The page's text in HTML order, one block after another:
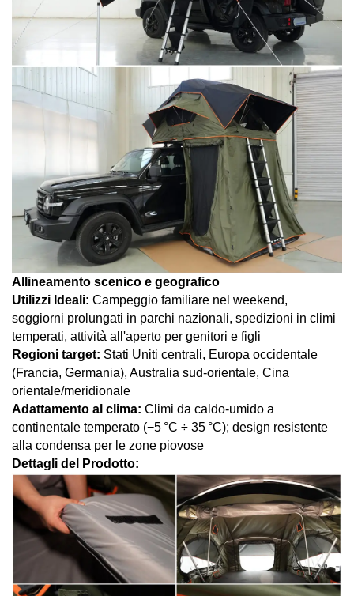
Allineamento scenico e geografico
Utilizzi Ideali: Campeggio familiare nel weekend,
soggiorni prolungati in parchi nazionali, spedizioni in climi
temperati, attività all'aperto per genitori e figli
Regioni target: Stati Uniti centrali, Europa occidentale
(Francia, Germania), Australia sud-orientale, Cina
orientale/meridionale
Adattamento al clima: Climi da caldo-umido a
continentale temperato (−5 °C ÷ 35 °C); design resistente
alla condensa per le zone piovose
Dettagli del Prodotto: